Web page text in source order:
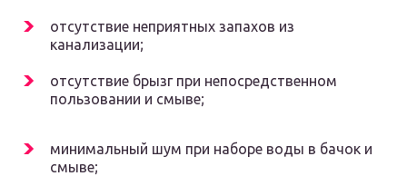
отсутствие неприятных запахов из
канализации;
отсутствие брызг при непосредственном
пользовании и смыве;
минимальный шум при наборе воды в бачок и
смыве;